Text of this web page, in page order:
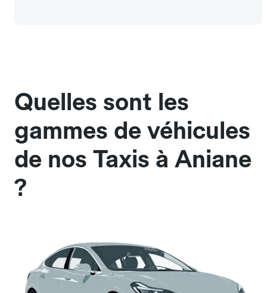
Quelles sont les
gammes de véhicules
de nos Taxis à Aniane
?